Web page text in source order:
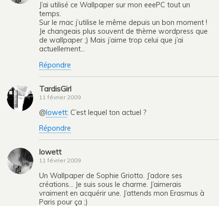
J’ai utilisé ce Wallpaper sur mon eeePC tout un
temps.
Sur le mac j’utilise le même depuis un bon moment !
Je changeais plus souvent de thème wordpress que
de wallpaper ;) Mais j’aime trop celui que j’ai
actuellement…
Répondre
TardisGirl
11 février 2009
@lowett: C’est lequel ton actuel ?
Répondre
lowett
11 février 2009
Un Wallpaper de Sophie Griotto. J’adore ses
créations… Je suis sous le charme. J’aimerais
vraiment en acquérir une. J’attends mon Erasmus à
Paris pour ça ;)